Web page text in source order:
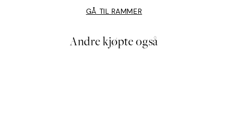
GÅ TIL RAMMER
Andre kjøpte også